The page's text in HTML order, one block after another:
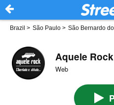
Brazil > São Paulo > São Bernardo
Aquele
Web